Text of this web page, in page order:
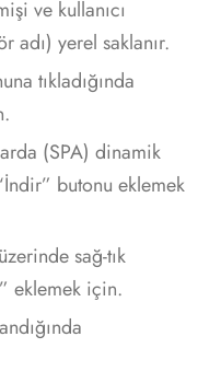
ve kullanıcı
adı) yerel saklanır.
tıkladığında
(SPA) dinamik
butonu eklemek
sağ-tık
eklemek için.